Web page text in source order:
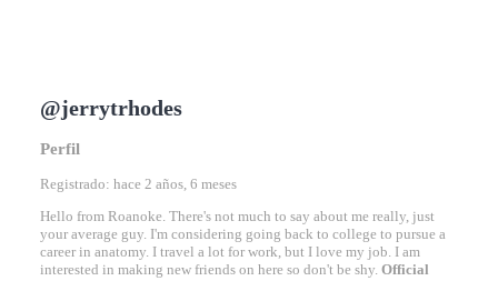
@jerrytrhodes
Perfil
Registrado: hace 2 años, 6 meses
Hello from Roanoke. There's not much to say about me really, just
your average guy. I'm considering going back to college to pursue a
career in anatomy. I travel a lot for work, but I love my job. I am
interested in making new friends on here so don't be shy. Official